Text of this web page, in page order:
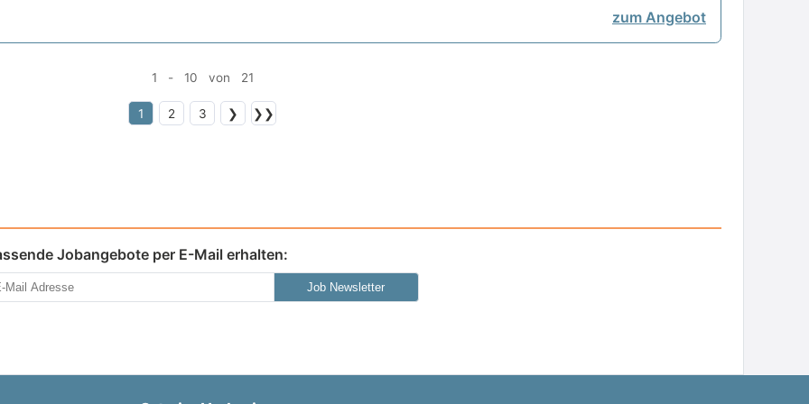
zum Angebot
1 - 10 von 21
1 2 3 ❯ ❯❯
Jobangebote per E-Mail erhalten:
Job Newsletter